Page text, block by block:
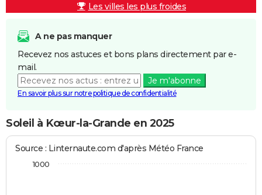
Les villes les plus froides
A ne pas manquer
Recevez nos astuces et bons plans directement par e-
mail.
Je m'abonne
En savoir plus sur notre politique de confidentialité
Soleil à Kœur-la-Grande en 2025
Source : Linternaute.com d'après Météo France
1000